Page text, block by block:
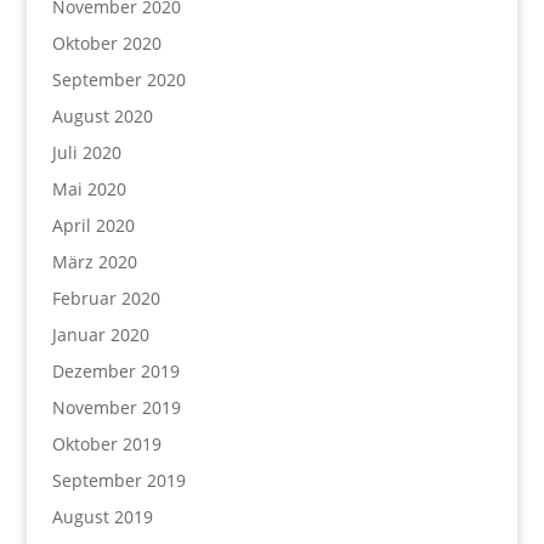
November 2020
Oktober 2020
September 2020
August 2020
Juli 2020
Mai 2020
April 2020
März 2020
Februar 2020
Januar 2020
Dezember 2019
November 2019
Oktober 2019
September 2019
August 2019